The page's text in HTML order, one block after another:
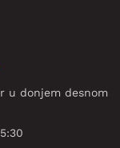
u donjem desnom